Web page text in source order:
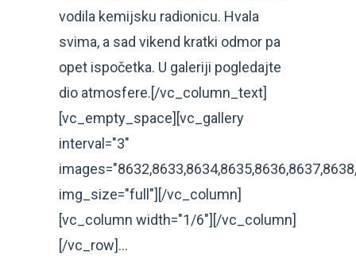
vodila kemijsku radionicu. Hvala
svima, a sad vikend kratki odmor pa
opet ispočetka. U galeriji pogledajte
dio atmosfere.[/vc_column_text]
[vc_empty_space][vc_gallery
interval="3"
img_size="full"][/vc_column]
[vc_column width="1/6"][/vc_column]
[/vc_row]...